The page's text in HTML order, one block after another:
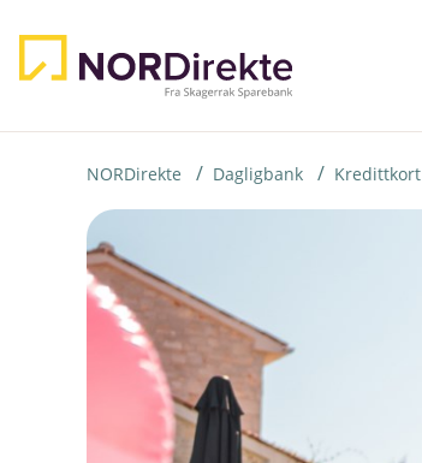
NORDirekte Dagligbank Kredittkort